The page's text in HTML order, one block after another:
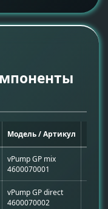
Модель / Артикул
vPump GP mix
4600070001
vPump GP direct
4600070002